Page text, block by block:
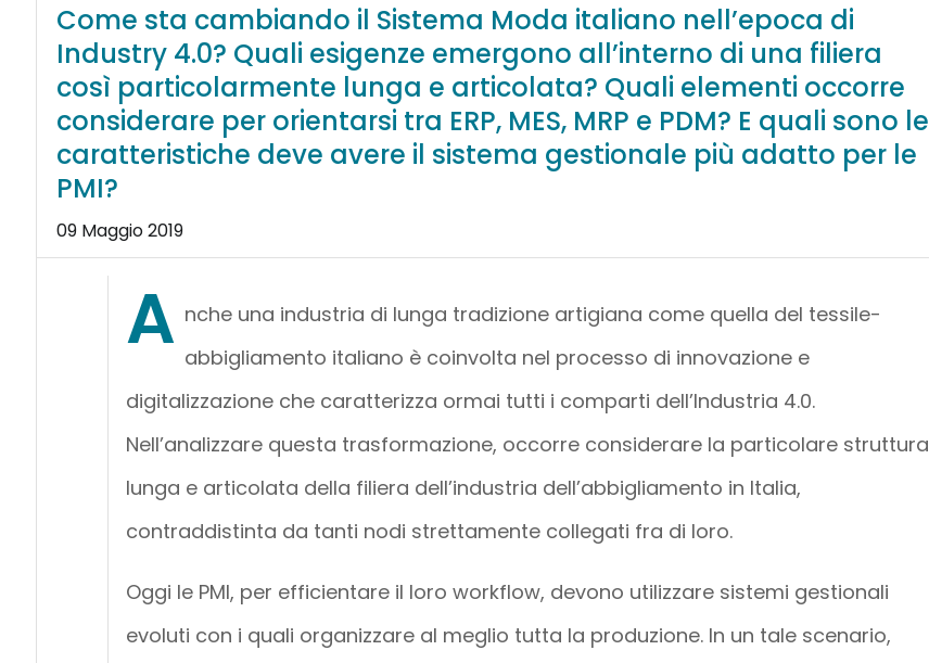
Come sta cambiando il Sistema Moda italiano nell’epoca di
Industry 4.0? Quali esigenze emergono all’interno di una filiera
così particolarmente lunga e articolata? Quali elementi occorre
considerare per orientarsi tra ERP, MES, MRP e PDM? E quali sono le
caratteristiche deve avere il sistema gestionale più adatto per le
PMI?
09 Maggio 2019
A nche una industria di lunga tradizione artigiana come quella del tessile-
abbigliamento italiano è coinvolta nel processo di innovazione e
digitalizzazione che caratterizza ormai tutti i comparti dell’Industria 4.0.
Nell’analizzare questa trasformazione, occorre considerare la particolare struttura
lunga e articolata della filiera dell’industria dell’abbigliamento in Italia,
contraddistinta da tanti nodi strettamente collegati fra di loro.
Oggi le PMI, per efficientare il loro workflow, devono utilizzare sistemi gestionali
evoluti con i quali organizzare al meglio tutta la produzione. In un tale scenario,